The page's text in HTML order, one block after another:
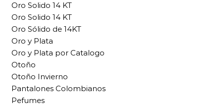
Oro Solido 14 KT
Oro Solido 14 KT
Oro Sólido de 14KT
Oro y Plata
Oro y Plata por Catalogo
Otoño
Otoño Invierno
Pantalones Colombianos
Pefumes